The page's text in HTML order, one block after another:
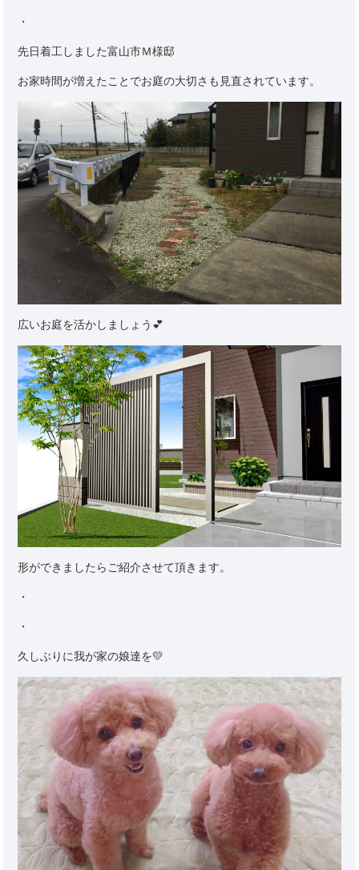
・
先日着工しました富山市Ｍ様邸
お家時間が増えたことでお庭の大切さも見直されています。
広いお庭を活かしましょう💕
形ができましたらご紹介させて頂きます。
・
・
久しぶりに我が家の娘達を💛